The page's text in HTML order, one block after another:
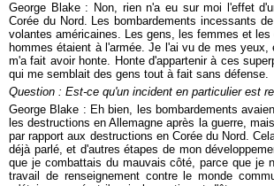
George Blake : Non, rien n'a eu sur moi l'effet
Corée du Nord. Les bombardements incessants
volantes américaines. Les gens, les femmes et
hommes étaient à l'armée. Je l'ai vu de mes
m'a fait avoir honte. Honte d'appartenir à ces
qui me semblait des gens tout à fait sans défense.
Question : Est-ce qu'un incident en particulier est
George Blake : Eh bien, les bombardements
les destructions en Allemagne après la guerre,
par rapport aux destructions en Corée du Nord.
déjà parlé, et d'autres étapes de mon
que je combattais du mauvais côté, parce que je
travail de renseignement contre le monde